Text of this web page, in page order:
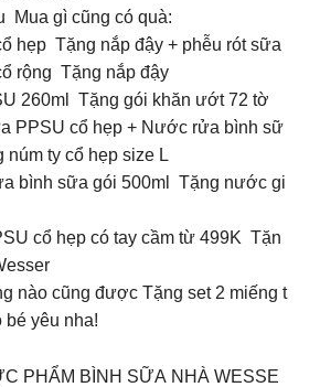
Mua gì cũng có quà:
hẹp Tặng nắp đậy + phễu rót sữa
rộng Tặng nắp đậy
260ml Tặng gói khăn ướt 72 tờ
PPSU cổ hẹp + Nước rửa bình sữ
ty cổ hẹp size L
bình sữa gói 500ml Tặng nước gi
cổ hẹp có tay cầm từ 499K Tặn
nào cũng được Tặng set 2 miếng t
bé yêu nha!
PHẨM BÌNH SỮA NHÀ WESSE